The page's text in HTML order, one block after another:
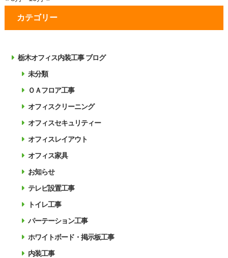
カテゴリー
栃木オフィス内装工事 ブログ
未分類
ＯＡフロア工事
オフィスクリーニング
オフィスセキュリティー
オフィスレイアウト
オフィス家具
お知らせ
テレビ設置工事
トイレ工事
パーテーション工事
ホワイトボード・掲示板工事
内装工事